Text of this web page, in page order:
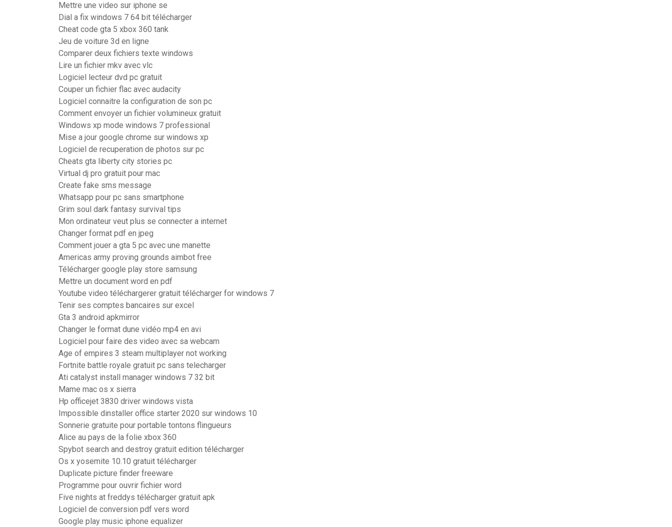
Mettre une video sur iphone se
Dial a fix windows 7 64 bit télécharger
Cheat code gta 5 xbox 360 tank
Jeu de voiture 3d en ligne
Comparer deux fichiers texte windows
Lire un fichier mkv avec vlc
Logiciel lecteur dvd pc gratuit
Couper un fichier flac avec audacity
Logiciel connaitre la configuration de son pc
Comment envoyer un fichier volumineux gratuit
Windows xp mode windows 7 professional
Mise a jour google chrome sur windows xp
Logiciel de recuperation de photos sur pc
Cheats gta liberty city stories pc
Virtual dj pro gratuit pour mac
Create fake sms message
Whatsapp pour pc sans smartphone
Grim soul dark fantasy survival tips
Mon ordinateur veut plus se connecter a internet
Changer format pdf en jpeg
Comment jouer a gta 5 pc avec une manette
Americas army proving grounds aimbot free
Télécharger google play store samsung
Mettre un document word en pdf
Youtube video téléchargerer gratuit télécharger for windows 7
Tenir ses comptes bancaires sur excel
Gta 3 android apkmirror
Changer le format dune vidéo mp4 en avi
Logiciel pour faire des video avec sa webcam
Age of empires 3 steam multiplayer not working
Fortnite battle royale gratuit pc sans telecharger
Ati catalyst install manager windows 7 32 bit
Mame mac os x sierra
Hp officejet 3830 driver windows vista
Impossible dinstaller office starter 2020 sur windows 10
Sonnerie gratuite pour portable tontons flingueurs
Alice au pays de la folie xbox 360
Spybot search and destroy gratuit edition télécharger
Os x yosemite 10.10 gratuit télécharger
Duplicate picture finder freeware
Programme pour ouvrir fichier word
Five nights at freddys télécharger gratuit apk
Logiciel de conversion pdf vers word
Google play music iphone equalizer